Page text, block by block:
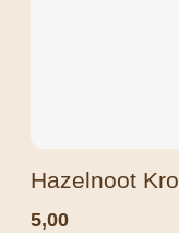
Hazelnoot
5,00